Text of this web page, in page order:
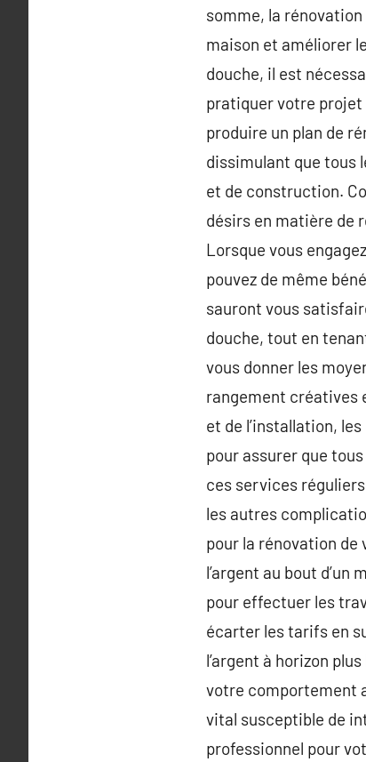
somme, la
maison et améliorer
douche, il est
pratiquer votre
produire un plan de
dissimulant que tous
et de construction.
désirs en matière de
Lorsque vous
pouvez de même
sauront vous
douche, tout en
vous donner les
rangement créatives
et de l’installation,
pour assurer que
ces services
les autres
pour la rénovation de
l’argent au bout
pour effectuer les
écarter les tarifs en
l’argent à horizon
votre comportement
vital susceptible de
professionnel pour